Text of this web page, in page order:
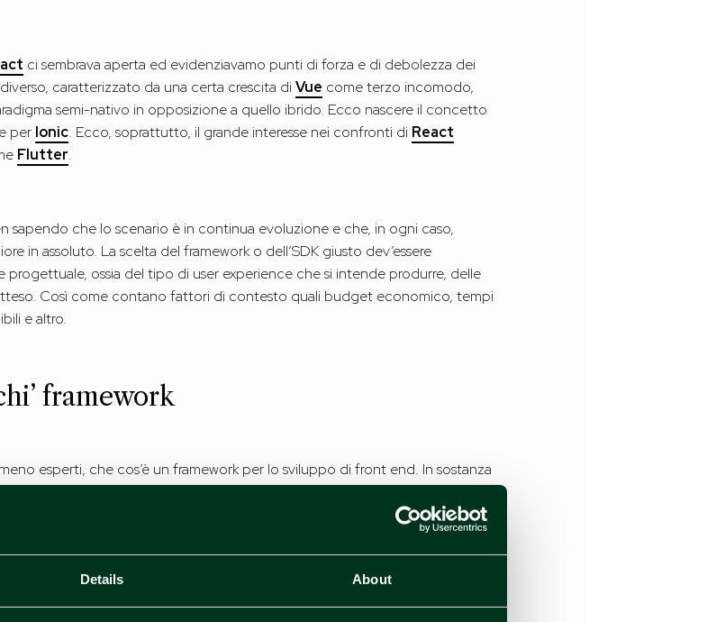
Details About
ci sembrava aperta ed evidenziavamo punti di forza e di debolezza dei
caratterizzato da una certa crescita diVue come terzo incomodo,
semi-nativo in opposizione a quello ibrido. Ecco nascere il concetto
per Ionic. Ecco, soprattutto, il grande interesse nei confronti di React
Flutter.
sapendo che lo scenario è in continua evoluzione e che, in ogni caso,
in assoluto. La scelta del framework o dell’SDK giusto dev’essere
ossia del tipo di user experience che si intende produrre, delle
Così come contano fattori di contesto quali budget economico, tempi
e altro.
framework
esperti, che cos’è un framework per lo sviluppo di front end. In sostanza
oggi nella sua versione ES6, ma vedremo che ci sono autorevoli
del codice e quindi uno sviluppo più efficiente, nel rispetto di adeguati